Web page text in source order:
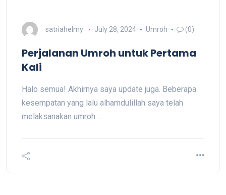
satriahelmy July 28, 2024 Umroh (0)
Perjalanan Umroh untuk Pertama
Kali
Halo semua! Akhirnya saya update juga. Beberapa
kesempatan yang lalu alhamdulillah saya telah
melaksanakan umroh…